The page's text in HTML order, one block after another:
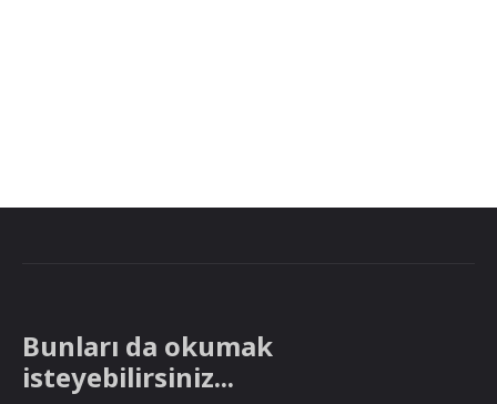
Bunları da okumak
isteyebilirsiniz...